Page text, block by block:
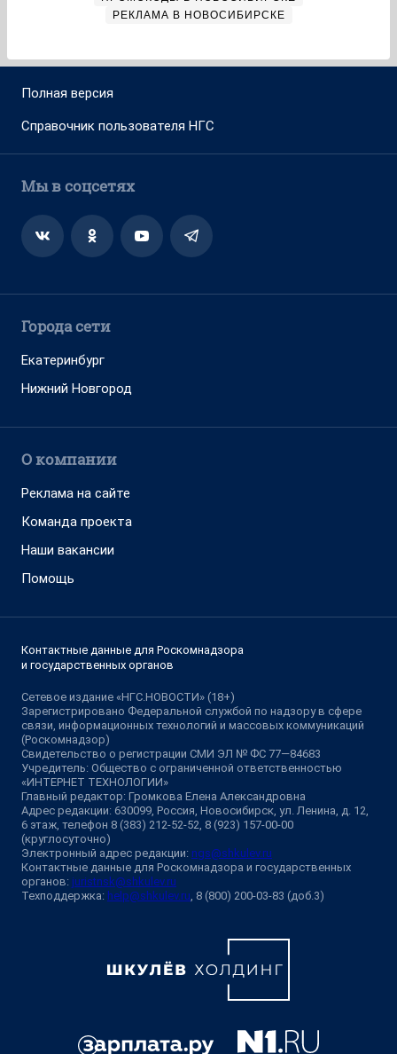
РЕКЛАМА В НОВОСИБИРСКЕ
Полная версия
Справочник пользователя НГС
Мы в соцсетях
Города сети
Екатеринбург
Нижний Новгород
О компании
Реклама на сайте
Команда проекта
Наши вакансии
Помощь
Контактные данные для Роскомнадзора
и государственных органов
Сетевое издание «НГС.НОВОСТИ» (18+)
Зарегистрировано Федеральной службой по надзору в сфере
связи, информационных технологий и массовых коммуникаций
(Роскомнадзор)
Свидетельство о регистрации СМИ ЭЛ № ФС 77—84683
Учредитель: Общество с ограниченной ответственностью
«ИНТЕРНЕТ ТЕХНОЛОГИИ»
Главный редактор: Громкова Елена Александровна
Адрес редакции: 630099, Россия, Новосибирск, ул. Ленина, д. 12,
6 этаж, телефон 8 (383) 212-52-52, 8 (923) 157-00-00
(круглосуточно)
Электронный адрес редакции: ngs@shkulev.ru
Контактные данные для Роскомнадзора и государственных
органов: juristnsk@shkulev.ru
Техподдержка: help@shkulev.ru, 8 (800) 200-03-83 (доб.3)